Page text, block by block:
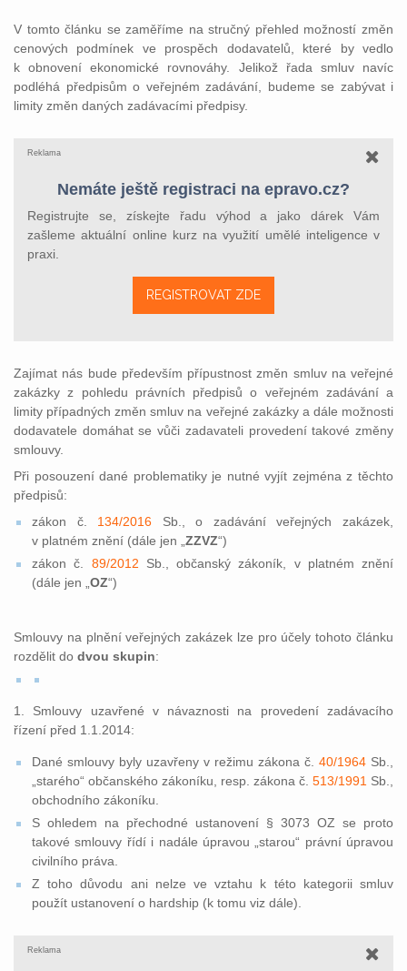
V tomto článku se zaměříme na stručný přehled možností změn
cenových podmínek ve prospěch dodavatelů, které by vedlo
k obnovení ekonomické rovnováhy. Jelikož řada smluv navíc
podléhá předpisům o veřejném zadávání, budeme se zabývat i
limity změn daných zadávacími předpisy.
Reklama
Nemáte ještě registraci na epravo.cz?
Registrujte se, získejte řadu výhod a jako dárek Vám
zašleme aktuální online kurz na využití umělé inteligence v
praxi.
REGISTROVAT ZDE
Zajímat nás bude především přípustnost změn smluv na veřejné
zakázky z pohledu právních předpisů o veřejném zadávání a
limity případných změn smluv na veřejné zakázky a dále možnosti
dodavatele domáhat se vůči zadavateli provedení takové změny
smlouvy.
Při posouzení dané problematiky je nutné vyjít zejména z těchto
předpisů:
zákon č. 134/2016 Sb., o zadávání veřejných zakázek,
v platném znění (dále jen „ ZZVZ“)
zákon č. 89/2012 Sb., občanský zákoník, v platném znění
(dále jen „ OZ“)
Smlouvy na plnění veřejných zakázek lze pro účely tohoto článku
rozdělit do dvou skupin:
1. Smlouvy uzavřené v návaznosti na provedení zadávacího
řízení před 1.1.2014:
Dané smlouvy byly uzavřeny v režimu zákona č. 40/1964 Sb.,
„starého“ občanského zákoníku, resp. zákona č. 513/1991 Sb.,
obchodního zákoníku.
S ohledem na přechodné ustanovení § 3073 OZ se proto
takové smlouvy řídí i nadále úpravou „starou“ právní úpravou
civilního práva.
Z toho důvodu ani nelze ve vztahu k této kategorii smluv
použít ustanovení o hardship (k tomu viz dále).
Reklama